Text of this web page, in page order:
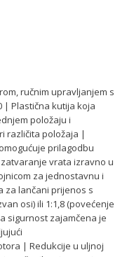
ručnim upravljanjem s
| Plastična kutija koja
položaju i
različita položaja |
prilagodbu
vrata izravno u
za jednostavnu i
za lančani prijenos s
osi) ili 1:1,8 (povećenje
sigurnost zajamčena je
| Redukcije u uljnoj